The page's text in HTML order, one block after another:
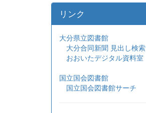
リンク
大分県立図書館
大分合同新聞 見出し検索
おおいたデジタル資料室
国立国会図書館
国立国会図書館サーチ